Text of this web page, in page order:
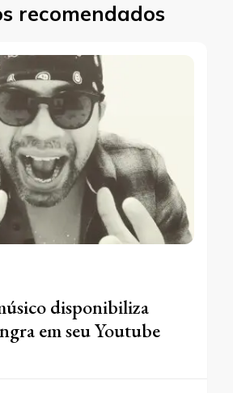
recomendados
disponibiliza
em seu Youtube